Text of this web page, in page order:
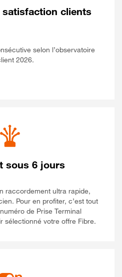
satisfaction clients
selon l’observatoire
2026.
sous 6 jours
raccordement ultra rapide,
Pour en profiter, c’est tout
de Prise Terminal
sélectionné votre offre Fibre.